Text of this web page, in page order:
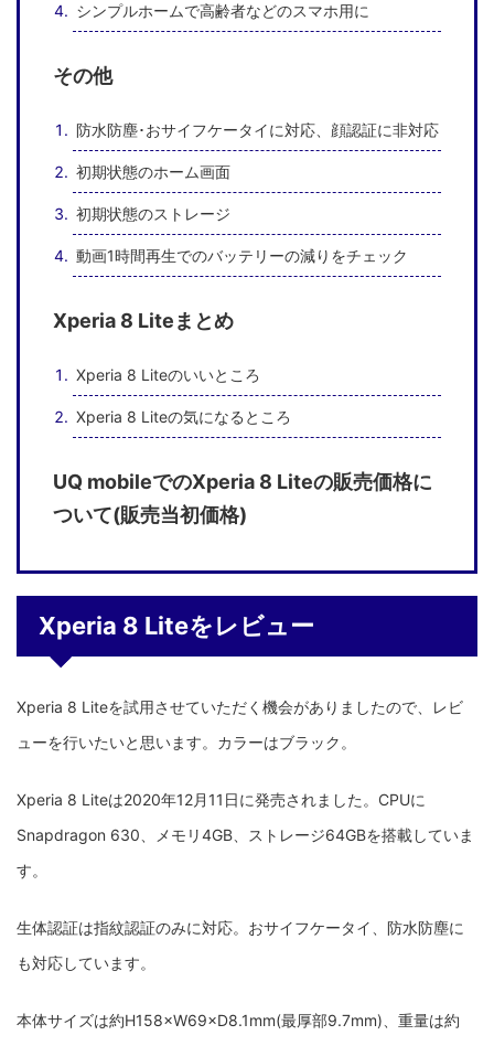
シンプルホームで高齢者などのスマホ用に
その他
防水防塵･おサイフケータイに対応、顔認証に非対応
初期状態のホーム画面
初期状態のストレージ
動画1時間再生でのバッテリーの減りをチェック
Xperia 8 Liteまとめ
Xperia 8 Liteのいいところ
Xperia 8 Liteの気になるところ
UQ mobileでのXperia 8 Liteの販売価格に
ついて(販売当初価格)
Xperia 8 Liteをレビュー
Xperia 8 Liteを試用させていただく機会がありましたので、レビ
ューを行いたいと思います。カラーはブラック。
Xperia 8 Liteは2020年12月11日に発売されました。CPUに
Snapdragon 630、メモリ4GB、ストレージ64GBを搭載していま
す。
生体認証は指紋認証のみに対応。おサイフケータイ、防水防塵に
も対応しています。
本体サイズは約H158×W69×D8.1mm(最厚部9.7mm)、重量は約